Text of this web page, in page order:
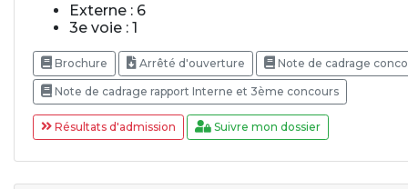
Externe : 6
3e voie : 1
Brochure Arrêté d'ouverture Note de cadrage
Note de cadrage rapport Interne et 3ème concours
Résultats d'admission Suivre mon dossier